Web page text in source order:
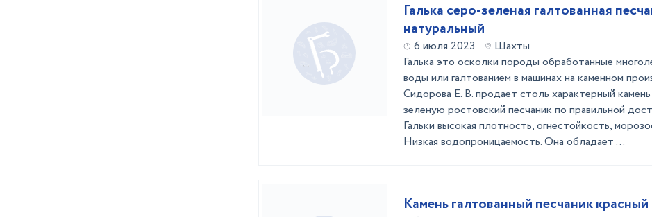
Галька серо-зеленая галтованная
натуральный
6 июля 2023
Шахты
Галька это осколки породы обработанные
воды или галтованием в машинах на каменном
Сидорова Е. В. продает столь характерный
зеленую ростовский песчаник по правильной
Гальки высокая плотность, огнестойкость,
Низкая водопроницаемость. Она обладает ...
Камень галтованный песчаник красный